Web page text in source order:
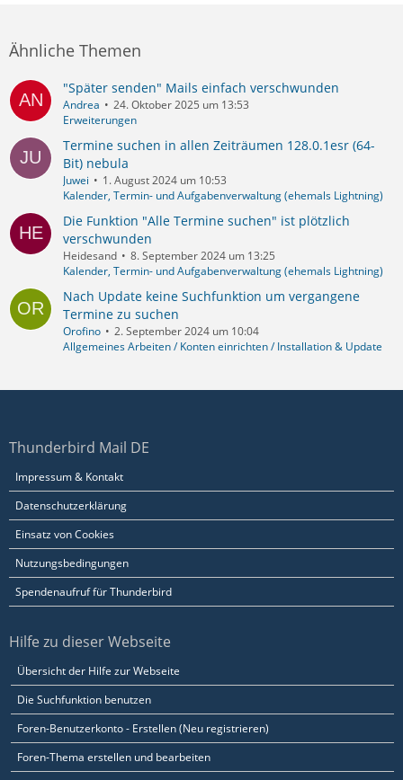
Ähnliche Themen
"Später senden" Mails einfach verschwunden
Andrea
24. Oktober 2025 um 13:53
Erweiterungen
Termine suchen in allen Zeiträumen 128.0.1esr (64-
Bit) nebula
Juwei
1. August 2024 um 10:53
Kalender, Termin- und Aufgabenverwaltung (ehemals Lightning)
Die Funktion "Alle Termine suchen" ist plötzlich
verschwunden
Heidesand
8. September 2024 um 13:25
Kalender, Termin- und Aufgabenverwaltung (ehemals Lightning)
Nach Update keine Suchfunktion um vergangene
Termine zu suchen
Orofino
2. September 2024 um 10:04
Allgemeines Arbeiten / Konten einrichten / Installation & Update
Thunderbird Mail DE
Impressum & Kontakt
Datenschutzerklärung
Einsatz von Cookies
Nutzungsbedingungen
Spendenaufruf für Thunderbird
Hilfe zu dieser Webseite
Übersicht der Hilfe zur Webseite
Die Suchfunktion benutzen
Foren-Benutzerkonto - Erstellen (Neu registrieren)
Foren-Thema erstellen und bearbeiten